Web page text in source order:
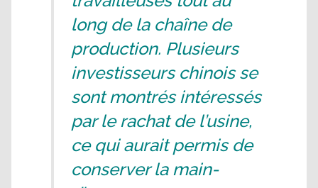
long de la chaîne de
production. Plusieurs
investisseurs chinois se
sont montrés intéressés
par le rachat de l’usine,
ce qui aurait permis de
conserver la main-